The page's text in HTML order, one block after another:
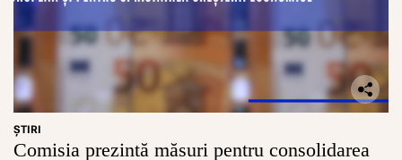
ŞTIRI
Comisia prezintă măsuri pentru consolidarea